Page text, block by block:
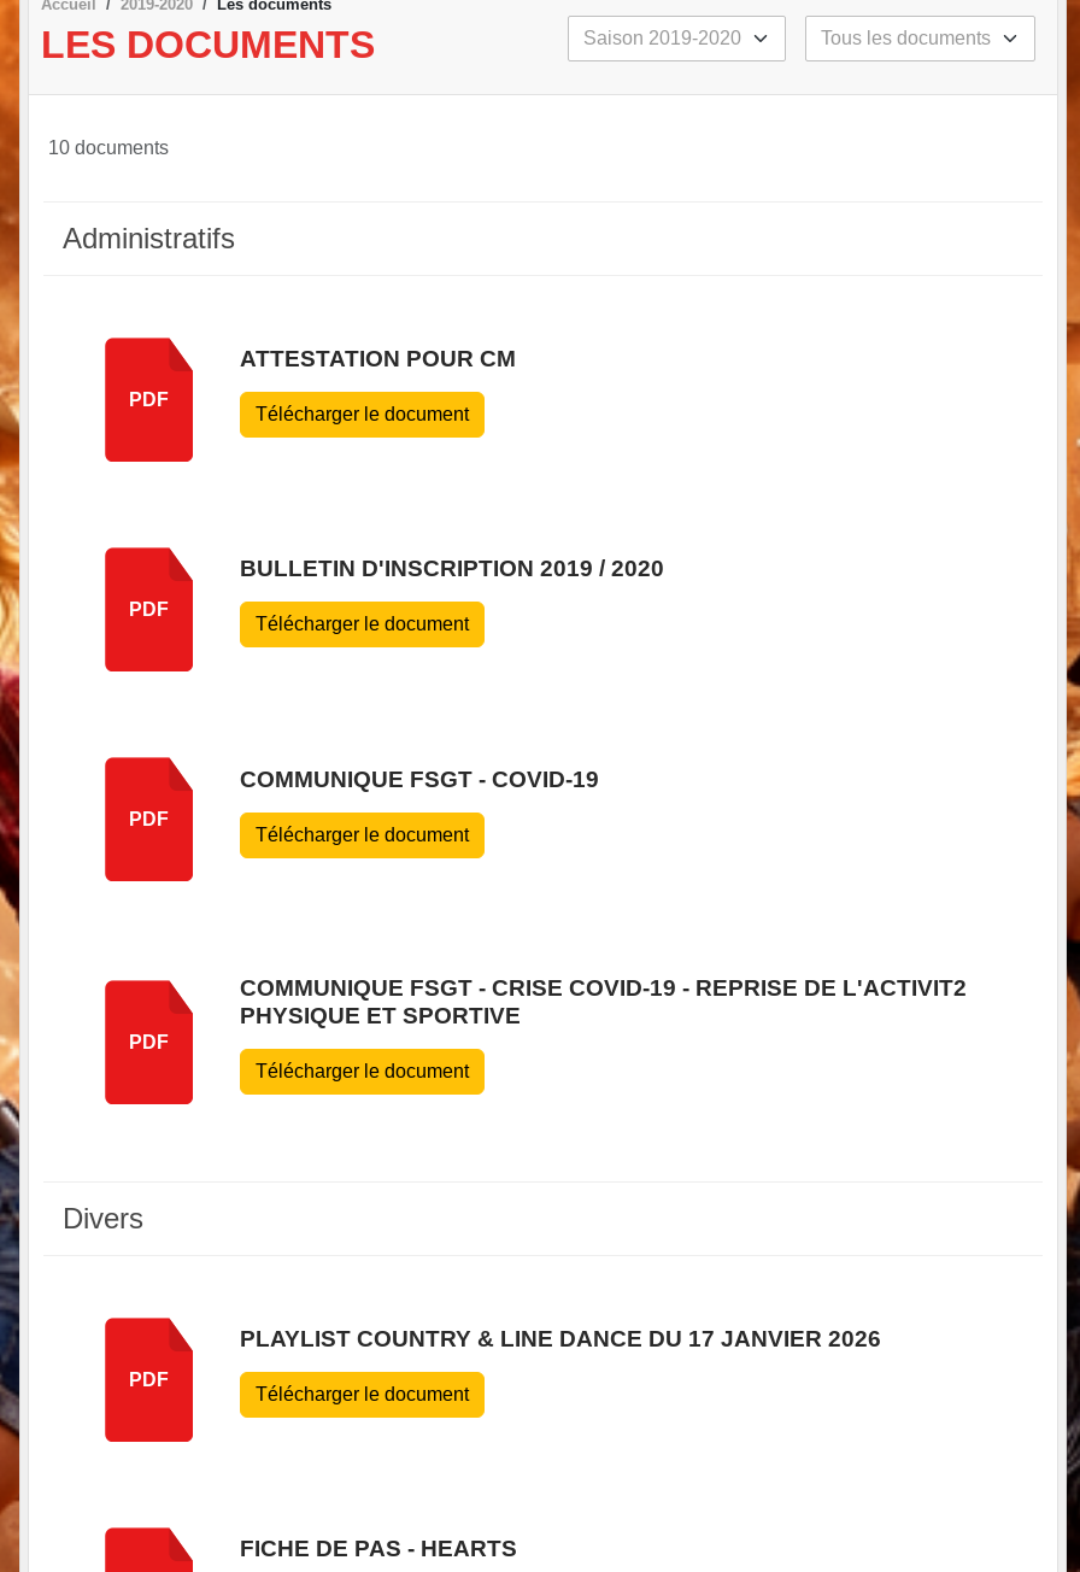
Accueil 2019-2020 Les documents
LES DOCUMENTS
10 documents
Administratifs
PDF
ATTESTATION POUR CM
Télécharger le document
PDF
BULLETIN D'INSCRIPTION 2019 / 2020
Télécharger le document
PDF
COMMUNIQUE FSGT - COVID-19
Télécharger le document
PDF
COMMUNIQUE FSGT - CRISE COVID-19 - REPRISE DE L'ACTIVIT2
PHYSIQUE ET SPORTIVE
Télécharger le document
Divers
PDF
PLAYLIST COUNTRY & LINE DANCE DU 17 JANVIER 2026
Télécharger le document
FICHE DE PAS - HEARTS
FSGT 94